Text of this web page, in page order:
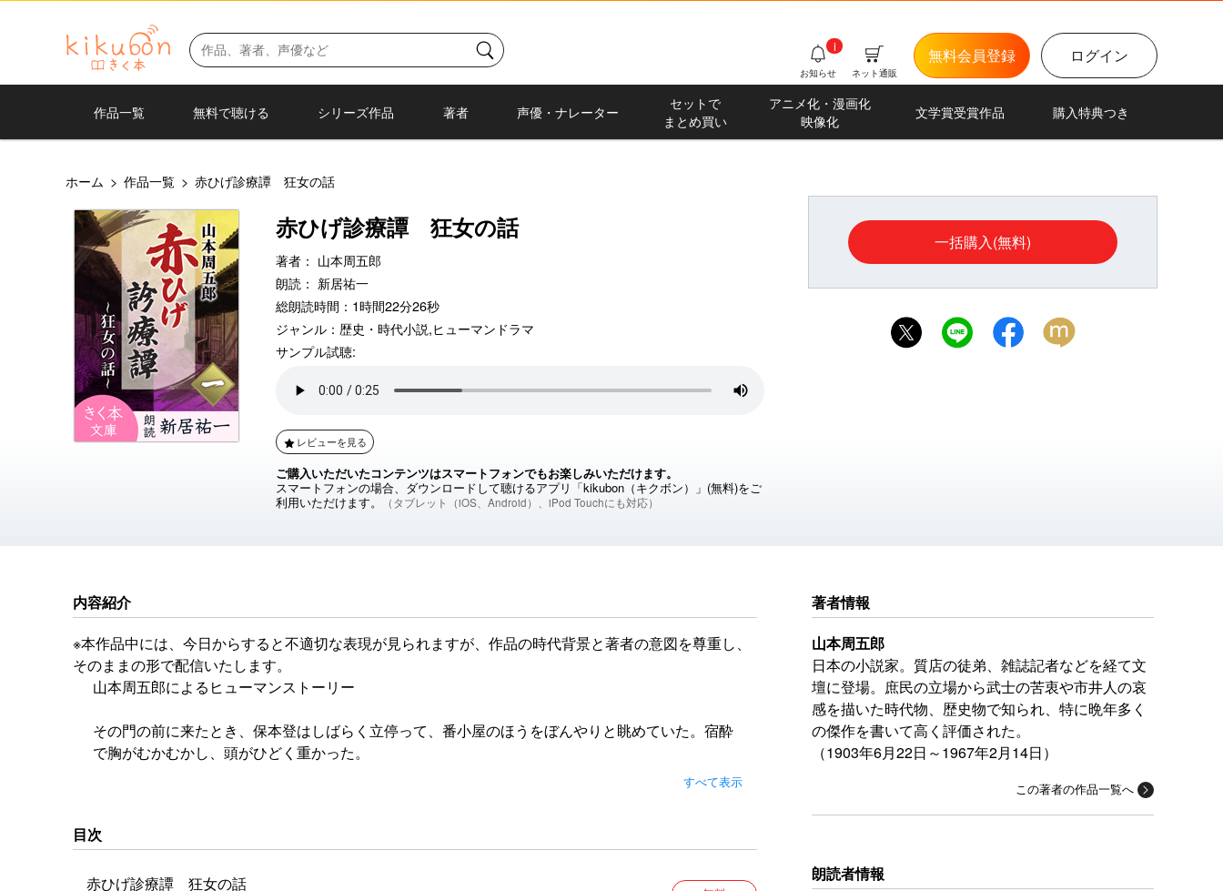
ログイン
無料会員登録
ネット通販
お知らせ
i
作品一覧 無料で聴ける シリーズ作品 著者 声優・ナレーター
セットで
まとめ買い
アニメ化・漫画化
映像化
文学賞受賞作品 購入特典つき
ホーム > 作品一覧 > 赤ひげ診療譚 狂女の話
赤ひげ診療譚 狂女の話
著者： 山本周五郎
朗読： 新居祐一
総朗読時間：1時間22分26秒
ジャンル： 歴史・時代小説,ヒューマンドラマ
サンプル試聴:
レビューを見る
ご購入いただいたコンテンツはスマートフォンでもお楽しみいただけます。
スマートフォンの場合、ダウンロードして聴けるアプリ「kikubon（キクボン）」(無料)をご
利用いただけます。
（タブレット（iOS、Android）、iPod Touchにも対応）
一括購入(無料)
内容紹介
※本作品中には、今日からすると不適切な表現が見られますが、作品の時代背景と著者の意図を尊重し、
そのままの形で配信いたします。
山本周五郎によるヒューマンストーリー
その門の前に来たとき、保本登はしばらく立停って、番小屋のほうをぼんやりと眺めていた。宿酔
で胸がむかむかし、頭がひどく重かった。
重し、そのままの形で配信いたします。
すべて表示
目次
赤ひげ診療譚 狂女の話
著者情報
山本周五郎
日本の小説家。質店の徒弟、雑誌記者などを経て文
壇に登場。庶民の立場から武士の苦衷や市井人の哀
感を描いた時代物、歴史物で知られ、特に晩年多く
の傑作を書いて高く評価された。
（1903年6月22日～1967年2月14日）
この著者の作品一覧へ
朗読者情報